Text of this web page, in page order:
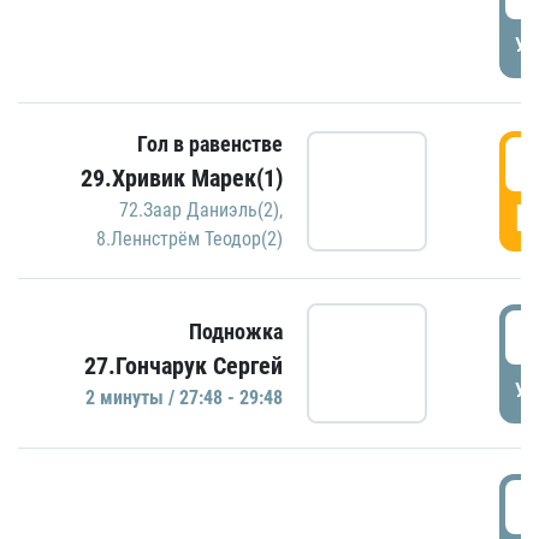
Гол в равенстве
29.Хривик Марек(1)
72.Заар Даниэль(2),
8.Леннстрём Теодор(2)
Подножка
27.Гончарук Сергей
2 минуты / 27:48 - 29:48